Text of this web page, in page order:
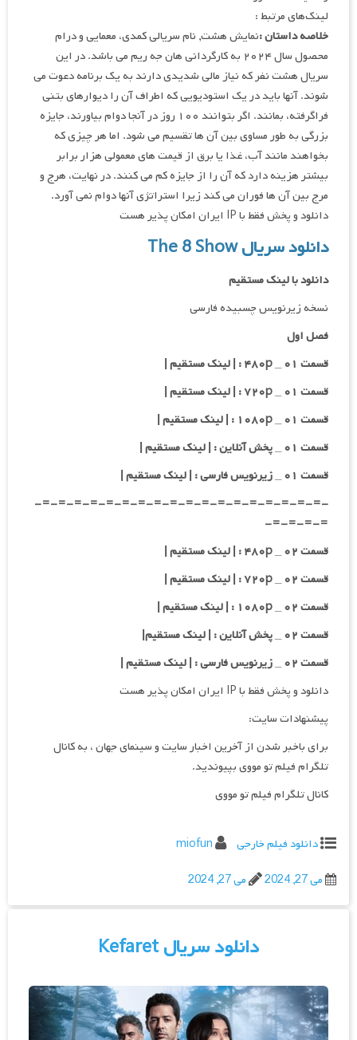
لینک‌های مرتبط :
خلاصه داستان :نمایش هشت, نام سریالی کمدی، معمایی و درام
محصول سال ۲۰۲۴ به کارگردانی هان جه ریم می باشد. در این
سریال هشت نفر که نیاز مالی شدیدی دارند به یک برنامه دعوت می
شوند. آنها باید در یک استودیویی که اطراف آن را دیوارهای بتنی
فراگرفته، بمانند. اگر بتوانند ۱۰۰ روز در آنجا دوام بیاورند، جایزه
بزرگی به طور مساوی بین آن ها تقسیم می شود. اما هر چیزی که
بخواهند مانند آب، غذا یا برق از قیمت های معمولی هزار برابر
بیشتر هزینه دارد که آن را از جایزه کم می کنند. در نهایت، هرج و
مرج بین آن ها فوران می کند زیرا استراتژی آنها دوام نمی آورد.
دانلود و پخش فقط با IP ایران امکان پذیر هست
دانلود سریال The 8 Show
دانلود با لینک مستقیم
نسخه زیرنویس چسبیده فارسی
فصل اول
قسمت ۰۱ _ ۴۸۰p : | لینک مستقیم |
قسمت ۰۱ _ ۷۲۰p : | لینک مستقیم |
قسمت ۰۱ _ ۱۰۸۰p : | لینک مستقیم |
قسمت ۰۱ _ پخش آنلاین : | لینک مستقیم |
قسمت ۰۱ _ زیرنویس فارسی : | لینک مستقیم |
-=-=-=-=-=-=-=-=-=-=-=-=-=-=-=-=-=-=-
=-=-=-=-
قسمت ۰۲ _ ۴۸۰p : | لینک مستقیم |
قسمت ۰۲ _ ۷۲۰p : | لینک مستقیم |
قسمت ۰۲ _ ۱۰۸۰p : | لینک مستقیم |
قسمت ۰۲ _ پخش آنلاین : | لینک مستقیم|
قسمت ۰۲ _ زیرنویس فارسی : | لینک مستقیم |
دانلود و پخش فقط با IP ایران امکان پذیر هست
پیشنهادات سایت:
برای باخبر شدن از آخرین اخبار سایت و سینمای جهان ، به کانال
تلگرام فیلم تو مووی بپیوندید.
کانال تلگرام فیلم تو مووی
دانلود فیلم خارجی
miofun
می 27, 2024
می 27, 2024
دانلود سریال Kefaret